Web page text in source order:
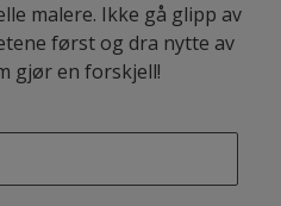
malere. Ikke gå glipp av
først og dra nytte av
gjør en forskjell!